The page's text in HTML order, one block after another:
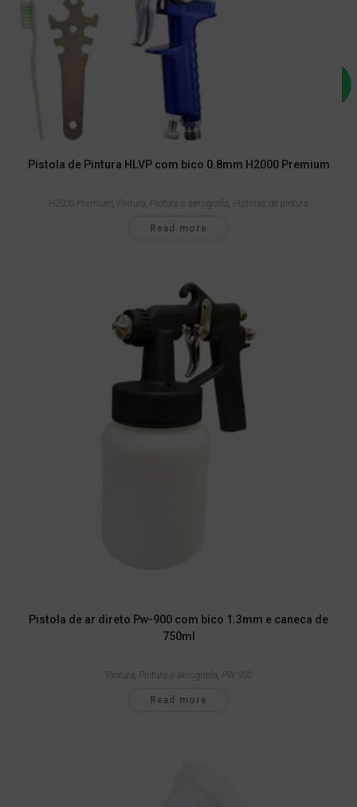
Pistola de Pintura HLVP com bico 0.8mm H2000 Premium
H2000 Premium, Pintura, Pintura e aerografia, Pistolas de pintura
Read more
Pistola de ar direto Pw-900 com bico 1.3mm e caneca de
750ml
Pintura, Pintura e aerografia, PW 900
Read more